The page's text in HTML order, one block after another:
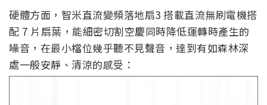
硬體方面，智米直流變頻落地扇3 搭載直流無刷電機搭
配 7 片扇葉，能細密切割空慶同時降低運轉時產生的
噪音，在最小檔位幾乎聽不見聲音，達到有如森林深
處一般安靜、清涼的感受：